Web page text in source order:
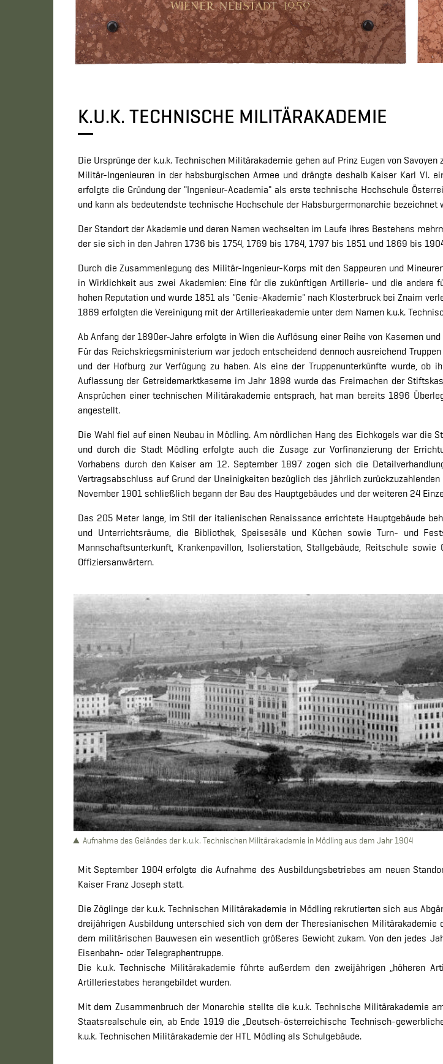
K.U.K. TECHNISCHE MILITÄRAKADEMIE
Die Ursprünge der k.u.k. Technischen Militärakademie gehen auf Prinz Eugen von
Militär-Ingenieuren in der habsburgischen Armee und drängte deshalb Kaiser Karl VI.
erfolgte die Gründung der "Ingenieur-Academia" als erste technische Hochschule
und kann als bedeutendste technische Hochschule der Habsburgermonarchie bezeichnet
Der Standort der Akademie und deren Namen wechselten im Laufe ihres Bestehens
der sie sich in den Jahren 1736 bis 1754, 1769 bis 1784, 1797 bis 1851 und 1869 bis
Durch die Zusammenlegung des Militär-Ingenieur-Korps mit den Sappeuren und
in Wirklichkeit aus zwei Akademien: Eine für die zukünftigen Artillerie- und die andere
hohen Reputation und wurde 1851 als "Genie-Akademie" nach Klosterbruck bei Znaim
1869 erfolgten die Vereinigung mit der Artillerieakademie unter dem Namen k.u.k.
Ab Anfang der 1890er-Jahre erfolgte in Wien die Auflösung einer Reihe von Kasernen
Für das Reichskriegsministerium war jedoch entscheidend dennoch ausreichend
und der Hofburg zur Verfügung zu haben. Als eine der Truppenunterkünfte wurde,
Auflassung der Getreidemarktkaserne im Jahr 1898 wurde das Freimachen der
Ansprüchen einer technischen Militärakademie entsprach, hat man bereits 1896
angestellt.
Die Wahl fiel auf einen Neubau in Mödling. Am nördlichen Hang des Eichkogels war die
und durch die Stadt Mödling erfolgte auch die Zusage zur Vorfinanzierung der
Vorhabens durch den Kaiser am 12. September 1897 zogen sich die
Vertragsabschluss auf Grund der Uneinigkeiten bezüglich des jährlich
November 1901 schließlich begann der Bau des Hauptgebäudes und der weiteren 24
Das 205 Meter lange, im Stil der italienischen Renaissance errichtete Hauptgebäude
und Unterrichtsräume, die Bibliothek, Speisesäle und Küchen sowie Turn- und
Mannschaftsunterkunft, Krankenpavillon, Isolierstation, Stallgebäude, Reitschule
Offiziersanwärtern.
Aufnahme des Geländes der k.u.k. Technischen Militärakademie in Mödling aus dem Jahr 1904
Mit September 1904 erfolgte die Aufnahme des Ausbildungsbetriebes am neuen
Kaiser Franz Joseph statt.
Die Zöglinge der k.u.k. Technischen Militärakademie in Mödling rekrutierten sich aus
dreijährigen Ausbildung unterschied sich von dem der Theresianischen
dem militärischen Bauwesen ein wesentlich größeres Gewicht zukam. Von den jedes
Eisenbahn- oder Telegraphentruppe.
Die k.u.k. Technische Militärakademie führte außerdem den zweijährigen „höheren
Artilleriestabes herangebildet wurden.
Mit dem Zusammenbruch der Monarchie stellte die k.u.k. Technische Militärakademie
Staatsrealschule ein, ab Ende 1919 die „Deutsch-österreichische Technisch-
k.u.k. Technischen Militärakademie der HTL Mödling als Schulgebäude.